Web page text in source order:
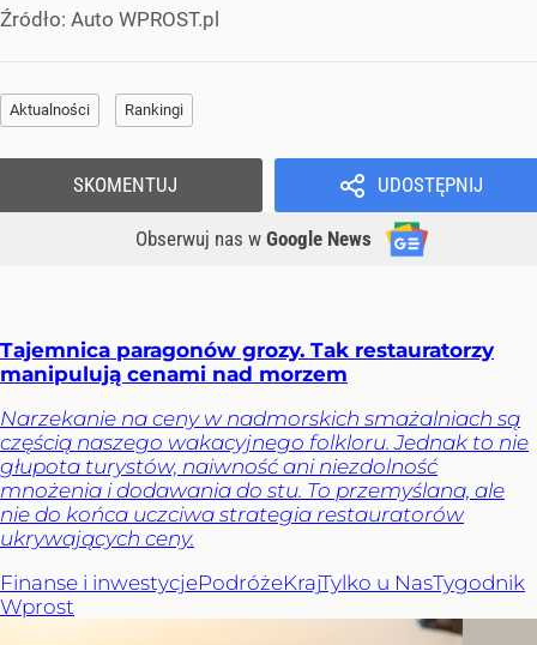
Źródło: Auto WPROST.pl
Aktualności Rankingi
UDOSTĘPNIJ
Obserwuj nas w Google News
SKOMENTUJ
Tajemnica paragonów grozy. Tak restauratorzy
manipulują cenami nad morzem
Narzekanie na ceny w nadmorskich smażalniach są
częścią naszego wakacyjnego folkloru. Jednak to nie
głupota turystów, naiwność ani niezdolność
mnożenia i dodawania do stu. To przemyślana, ale
nie do końca uczciwa strategia restauratorów
ukrywających ceny.
Finanse i inwestycjePodróżeKrajTylko u NasTygodnik
Wprost